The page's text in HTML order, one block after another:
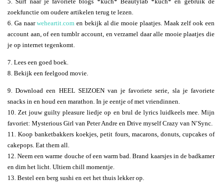
zoekfunctie om oudere artikelen terug te lezen.
6. Ga naarweheartit.com en bekijk al die mooie plaatjes. Maak zelf ook een
account aan, of een tumblr account, en verzamel daar alle mooie plaatjes die
je op internet tegenkomt.
7. Lees een goed boek.
8. Bekijk een feelgood movie.
9. Download een HEEL SEIZOEN van je favoriete serie, sla je favoriete
snacks in en houd een marathon. In je eentje of met vriendinnen.
10. Zet jouw guilty pleasure liedje op en brul de lyrics luidkeels mee. Mijn
favoriet: Mysterious Girl van Peter Andre en Drive myself Crazy van N’Sync.
11. Koop banketbakkers koekjes, petit fours, macarons, donuts, cupcakes of
cakepops. Eat them all.
12. Neem een warme douche of een warm bad. Brand kaarsjes in de badkamer
en dim het licht. Ultiem chill momentje.
13. Bestel een berg sushi en eet het thuis lekker op.